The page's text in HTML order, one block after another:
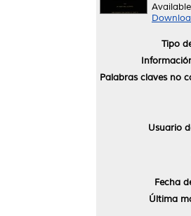
Tipo
Palabras claves no
Usuario
Fecha
Última